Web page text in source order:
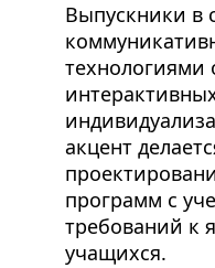
Выпускники в
технологиями
акцент
программ с
требований к
учащихся.